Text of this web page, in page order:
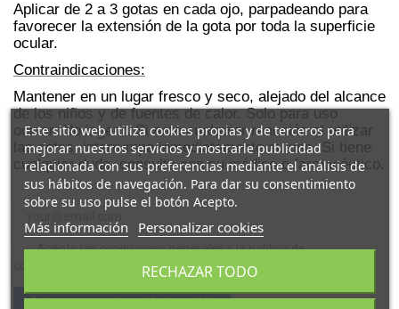
Aplicar de 2 a 3 gotas en cada ojo, parpadeando para
favorecer la extensión de la gota por toda la superficie
ocular.
Contraindicaciones:
Mantener en un lugar fresco y seco, alejado del alcance
de los niños y de fuentes de calor. Solo para uso
ocular. No ingerir. Si nota cualquier reacción al utilizar
las gotas, interrumpa inmediatamente su uso. Si tiene
cualquier duda, consulte con su médico o farmacéutico.
Acepto las condiciones generales y la política de
Este sitio web utiliza cookies propias y de terceros para
mejorar nuestros servicios y mostrarle publicidad
relacionada con sus preferencias mediante el análisis de
sus hábitos de navegación. Para dar su consentimiento
sobre su uso pulse el botón Acepto.
Más información Personalizar cookies
RECHAZAR TODO